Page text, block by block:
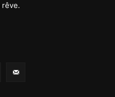
rêve.